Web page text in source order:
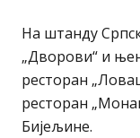
На штанду
„Дворови“ и
ресторан
ресторан
Бијељине.